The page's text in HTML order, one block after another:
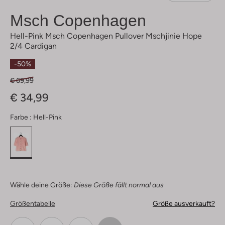
Msch Copenhagen
Hell-Pink Msch Copenhagen Pullover Mschjinie Hope
2/4 Cardigan
-50%
€ 69,99
€ 34,99
Farbe : Hell-Pink
Wähle deine Größe: Diese Größe fällt normal aus
Größentabelle Größe ausverkauft?